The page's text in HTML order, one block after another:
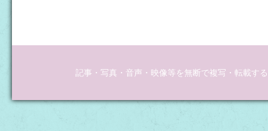
記事・写真・音声・映像等を無断で複写・転載